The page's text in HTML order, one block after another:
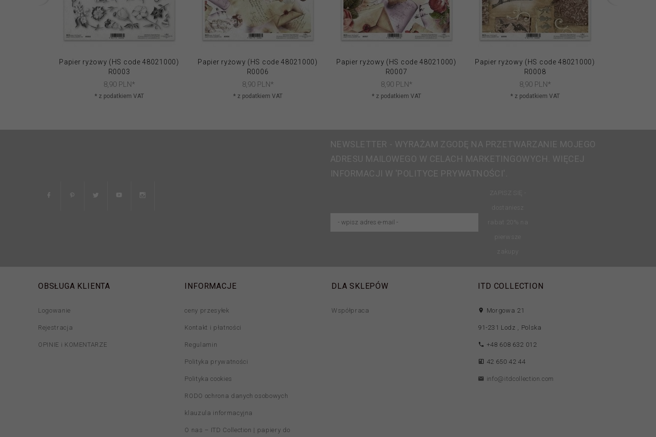
Papier ryżowy (HS code 48021000)
R0003
8,90 PLN*
* z podatkiem VAT
Papier ryżowy (HS code 48021000)
R0006
8,90 PLN*
* z podatkiem VAT
Papier ryżowy (HS code 48021000)
R0007
8,90 PLN*
* z podatkiem VAT
Papier ryżowy (HS code 48021000)
R0008
8,90 PLN*
* z podatkiem VAT
NEWSLETTER - WYRAŻAM ZGODĘ NA PRZETWARZANIE MOJEGO
ADRESU MAILOWEGO W CELACH MARKETINGOWYCH. WIĘCEJ
INFORMACJI W 'POLITYCE PRYWATNOŚCI'.
ZAPISZ SIĘ -
dostaniesz
rabat 20% na
pierwsze
zakupy
OBSŁUGA KLIENTA
Logowanie
Rejestracja
OPINIE i KOMENTARZE
INFORMACJE
ceny przesyłek
Kontakt i płatności
Regulamin
Polityka prywatności
Polityka cookies
RODO ochrona danych osobowych
klauzula informacyjna
O nas – ITD Collection | papiery do
DLA SKLEPÓW
Współpraca
ITD COLLECTION
Morgowa 21
91-231 Lodz , Polska
+48 608 632 012
42 650 42 44
info@itdcollection.com